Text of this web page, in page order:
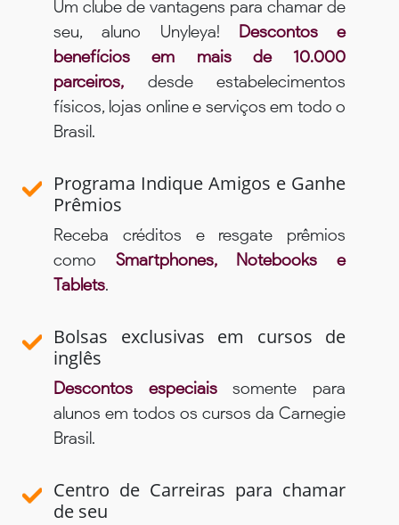
Um clube de vantagens para chamar de
seu, aluno Unyleya! Descontos e
benefícios em mais de 10.000
parceiros, desde estabelecimentos
físicos, lojas online e serviços em todo o
Brasil.
Programa Indique Amigos e Ganhe
Prêmios
Receba créditos e resgate prêmios
como Smartphones, Notebooks e
Tablets.
Bolsas exclusivas em cursos de
inglês
Descontos especiaissomente para
alunos em todos os cursos da Carnegie
Brasil.
Centro de Carreiras para chamar
de seu